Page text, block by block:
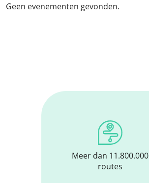
Geen evenementen gevonden.
Meer dan 11.800.000
routes